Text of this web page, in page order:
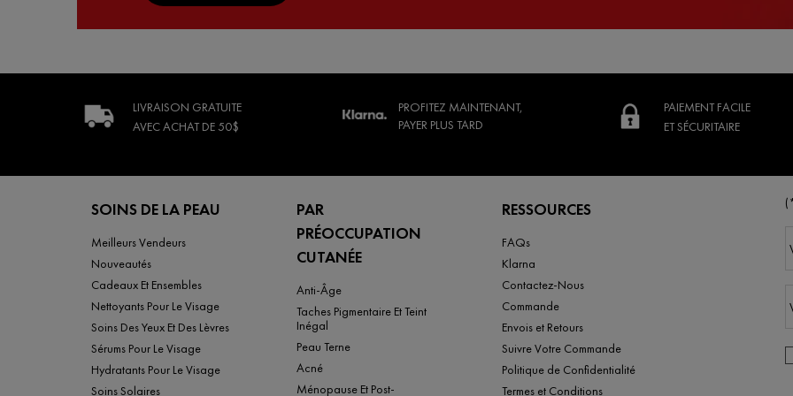
LIVRAISON GRATUITE
AVEC ACHAT DE 50$
PROFITEZ MAINTENANT,
PAYER PLUS TARD
PAIEMENT FACILE
ET SÉCURITAIRE
SOINS DE LA PEAU
Meilleurs Vendeurs
Nouveautés
Cadeaux Et Ensembles
Nettoyants Pour Le Visage
Soins Des Yeux Et Des Lèvres
Sérums Pour Le Visage
Hydratants Pour Le Visage
Soins Solaires
PAR
PRÉOCCUPATION
CUTANÉE
Anti-Âge
Taches Pigmentaire Et Teint
Inégal
Peau Terne
Acné
Ménopause Et Post-
RESSOURCES
FAQs
Klarna
Contactez-Nous
Commande
Envois et Retours
Suivre Votre Commande
Politique de Confidentialité
Termes et Conditions